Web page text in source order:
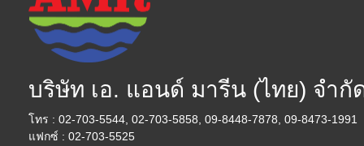
บริษัท เอ. แอนด์ มารีน (ไทย) จำกั
โทร : 02-703-5544, 02-703-5858, 09-8448-7878, 09-8473-1991
แฟกซ์ : 02-703-5525